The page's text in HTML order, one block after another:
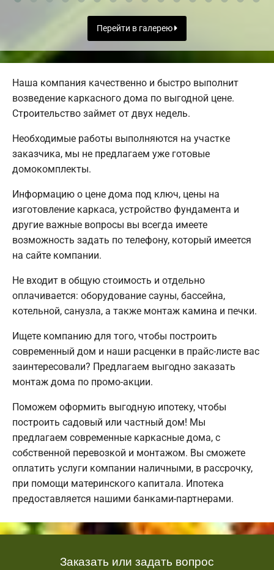
Перейти в галерею
Наша компания качественно и быстро выполнит
возведение каркасного дома по выгодной цене.
Строительство займет от двух недель.
Необходимые работы выполняются на участке
заказчика, мы не предлагаем уже готовые
домокомплекты.
Информацию о цене дома под ключ, цены на
изготовление каркаса, устройство фундамента и
другие важные вопросы вы всегда имеете
возможность задать по телефону, который имеется
на сайте компании.
Не входит в общую стоимость и отдельно
оплачивается: оборудование сауны, бассейна,
котельной, санузла, а также монтаж камина и печки.
Ищете компанию для того, чтобы построить
современный дом и наши расценки в прайс-листе вас
заинтересовали? Предлагаем выгодно заказать
монтаж дома по промо-акции.
Поможем оформить выгодную ипотеку, чтобы
построить садовый или частный дом! Мы
предлагаем современные каркасные дома, с
собственной перевозкой и монтажом. Вы сможете
оплатить услуги компании наличными, в рассрочку,
при помощи материнского капитала. Ипотека
предоставляется нашими банками-партнерами.
Заказать или задать вопрос